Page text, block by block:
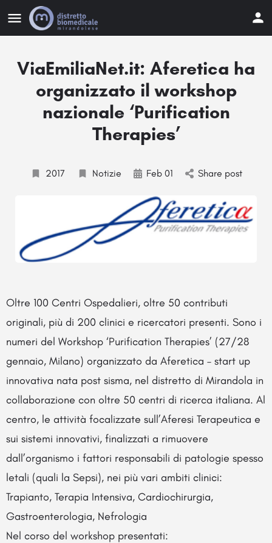
ViaEmiliaNet.it: Aferetica ha
organizzato il workshop
nazionale ‘Purification
Therapies’
2017 Notizie Feb 01 Share post
Oltre 100 Centri Ospedalieri, oltre 50 contributi
originali, più di 200 clinici e ricercatori presenti. Sono i
numeri del Workshop ‘Purification Therapies’ (27/28
gennaio, Milano) organizzato da Aferetica – start up
innovativa nata post sisma, nel distretto di Mirandola in
collaborazione con oltre 50 centri di ricerca italiana. Al
centro, le attività focalizzate sull’Aferesi Terapeutica e
sui sistemi innovativi, finalizzati a rimuovere
dall’organismo i fattori responsabili di patologie spesso
letali (quali la Sepsi), nei più vari ambiti clinici:
Trapianto, Terapia Intensiva, Cardiochirurgia,
Gastroenterologia, Nefrologia
Nel corso del workshop presentati: